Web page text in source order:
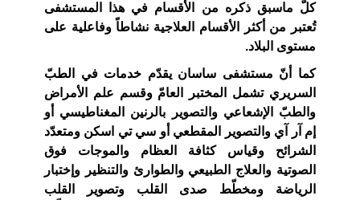
كلّ ماسبق ذكره من الأقسام في هذا المستشفى
تُعتبر من أكثر الأقسام العلاجية نشاطاً وفاعلية على
مستوى البلاد.
كما أنّ مستشفى ساسان يقدّم خدمات في الطبّ
السريري تشمل المختبر العامّ وقسم علم الأمراض
والطبّ الإشعاعي والتصوير بالرنين المغناطيسي أو
إم آر آي والتصوير المقطعي أو سي تي اسكن ومتعدّد
الشرائح وقياس كثافة العظام والموجات فوق
الصوتية والعلاج الطبيعي والطوارئ والتنظير وإختبار
الرياضة ومخطّط صدى القلب وتصوير القلب